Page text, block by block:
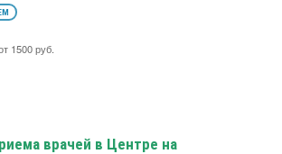
1500 руб.
врачей в Центре на